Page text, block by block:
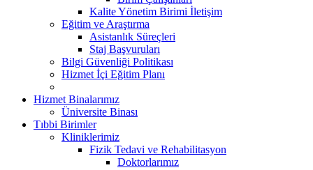
Kalite Yönetim Birimi İletişim
Eğitim ve Araştırma
Asistanlık Süreçleri
Staj Başvuruları
Bilgi Güvenliği Politikası
Hizmet İçi Eğitim Planı
Hizmet Binalarımız
Üniversite Binası
Tıbbi Birimler
Kliniklerimiz
Fizik Tedavi ve Rehabilitasyon
Doktorlarımız